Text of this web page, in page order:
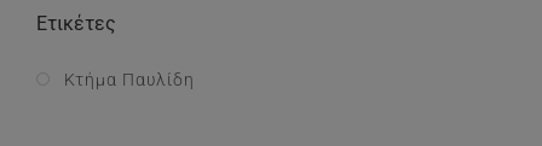
Ετικέτες
Κτήμα Παυλίδη